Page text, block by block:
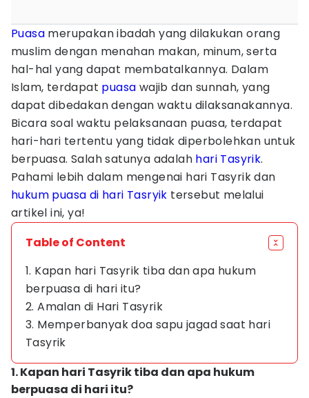
Puasa merupakan ibadah yang dilakukan orang
muslim dengan menahan makan, minum, serta
hal-hal yang dapat membatalkannya. Dalam
Islam, terdapat puasa wajib dan sunnah, yang
dapat dibedakan dengan waktu dilaksanakannya.
Bicara soal waktu pelaksanaan puasa, terdapat
hari-hari tertentu yang tidak diperbolehkan untuk
berpuasa. Salah satunya adalah hari Tasyrik.
Pahami lebih dalam mengenai hari Tasyrik dan
hukum puasa di hari Tasryik tersebut melalui
artikel ini, ya!
Table of Content
1. Kapan hari Tasyrik tiba dan apa hukum
berpuasa di hari itu?
2. Amalan di Hari Tasyrik
3. Memperbanyak doa sapu jagad saat hari
Tasyrik
1. Kapan hari Tasyrik tiba dan apa hukum
berpuasa di hari itu?